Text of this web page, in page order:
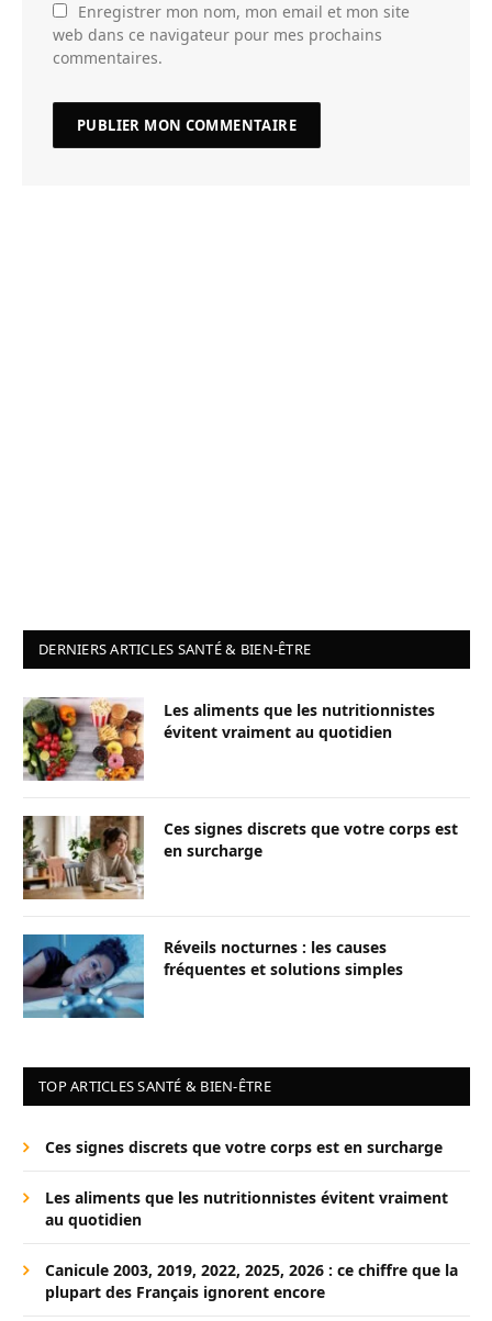
Enregistrer mon nom, mon email et mon site
web dans ce navigateur pour mes prochains
commentaires.
DERNIERS ARTICLES SANTÉ & BIEN-ÊTRE
Les aliments que les nutritionnistes
évitent vraiment au quotidien
Ces signes discrets que votre corps est
en surcharge
Réveils nocturnes : les causes
fréquentes et solutions simples
TOP ARTICLES SANTÉ & BIEN-ÊTRE
Ces signes discrets que votre corps est en surcharge
Les aliments que les nutritionnistes évitent vraiment
au quotidien
Canicule 2003, 2019, 2022, 2025, 2026 : ce chiffre que la
plupart des Français ignorent encore